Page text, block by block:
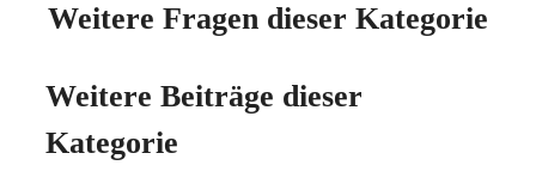
Weitere Fragen dieser Kategorie
Weitere Beiträge dieser
Kategorie